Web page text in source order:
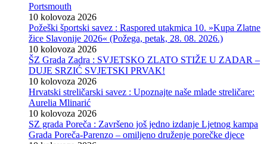
Portsmouth
10 kolovoza 2026
Požeški športski savez : Raspored utakmica 10. »Kupa Zlatne
žice Slavonije 2026« (Požega, petak, 28. 08. 2026.)
10 kolovoza 2026
ŠZ Grada Zadra : SVJETSKO ZLATO STIŽE U ZADAR –
DUJE SRZIĆ SVJETSKI PRVAK!
10 kolovoza 2026
Hrvatski streličarski savez : Upoznajte naše mlade streličare:
Aurelia Mlinarić
10 kolovoza 2026
SZ grada Poreča : Završeno još jedno izdanje Ljetnog kampa
Grada Poreča-Parenzo – omiljeno druženje porečke djece